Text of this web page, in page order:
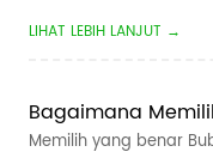
ketat, dan biaya
menjadi salah satu s...
LIHAT LEBIH LANJUT →
Bagaimana
Memilih yang benar